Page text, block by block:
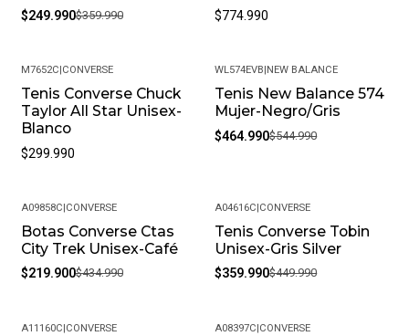
$249.990$359.990 $774.990
M7652C CONVERSE
Tenis Converse Chuck
Taylor All Star Unisex-
Blanco
$299.990
-15%
WL574EVB NEW BALANCE
Tenis New Balance 574
Mujer-Negro/Gris
$464.990$544.990
-49%
A09858C CONVERSE
Botas Converse Ctas
City Trek Unisex-Café
$219.900$434.990
-20%
A04616C CONVERSE
Tenis Converse Tobin
Unisex-Gris Silver
$359.990$449.990
A11160C CONVERSE A08397C CONVERSE